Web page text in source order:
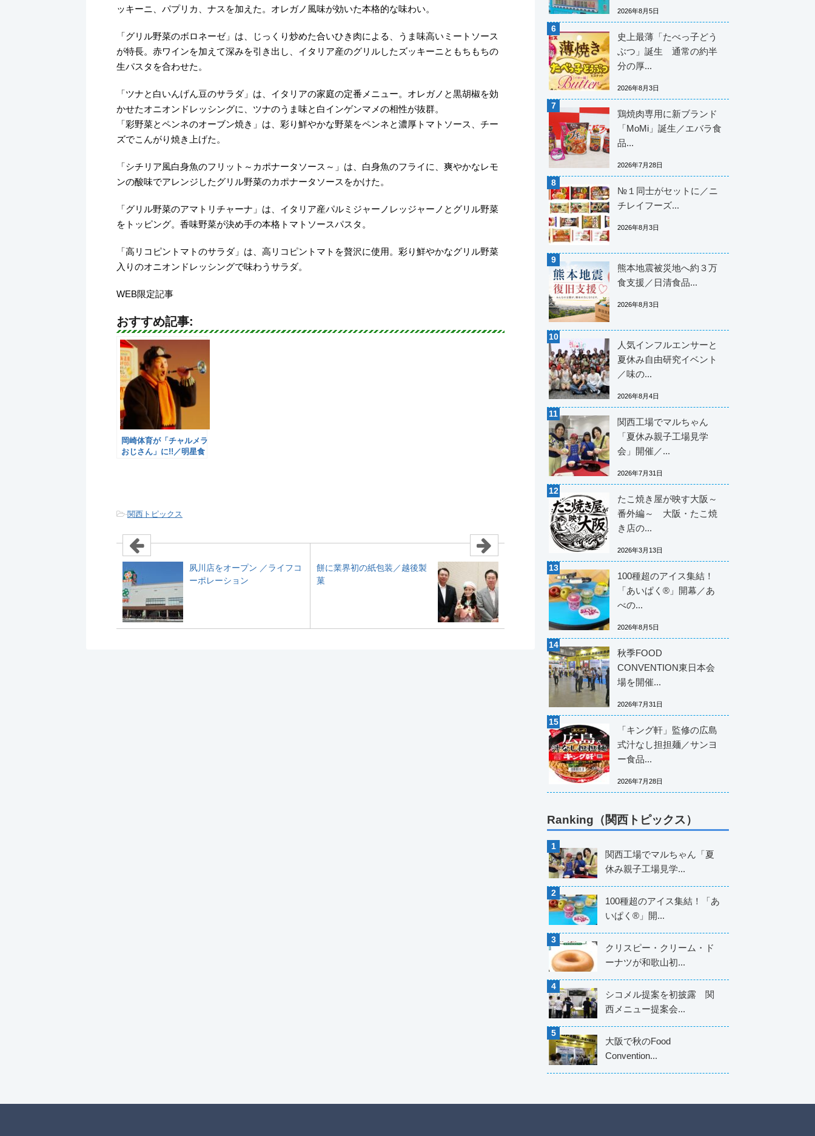
ッキーニ、パプリカ、ナスを加えた。オレガノ風味が効いた本格的な味わい。
「グリル野菜のボロネーゼ」は、じっくり炒めた合いひき肉による、うま味高いミートソース
が特長。赤ワインを加えて深みを引き出し、イタリア産のグリルしたズッキーニともちもちの
生パスタを合わせた。
「ツナと白いんげん豆のサラダ」は、イタリアの家庭の定番メニュー。オレガノと黒胡椒を効
かせたオニオンドレッシングに、ツナのうま味と白インゲンマメの相性が抜群。
「彩野菜とペンネのオーブン焼き」は、彩り鮮やかな野菜をペンネと濃厚トマトソース、チー
ズでこんがり焼き上げた。
「シチリア風白身魚のフリット～カポナータソース～」は、白身魚のフライに、爽やかなレモ
ンの酸味でアレンジしたグリル野菜のカポナータソースをかけた。
「グリル野菜のアマトリチャーナ」は、イタリア産パルミジャーノレッジャーノとグリル野菜
をトッピング。香味野菜が決め手の本格トマトソースパスタ。
「高リコピントマトのサラダ」は、高リコピントマトを贅沢に使用。彩り鮮やかなグリル野菜
入りのオニオンドレッシングで味わうサラダ。
WEB限定記事
おすすめ記事:
岡崎体育が「チャルメラ
おじさん」に!!／明星食
-関西トピックス
夙川店をオープン ／ライフコ
ーポレーション
餅に業界初の紙包装／越後製
菓
2026年8月5日
史上最薄「たべっ子どう
ぶつ」誕生 通常の約半
分の厚...
2026年8月3日
鶏焼肉専用に新ブランド
「MoMi」誕生／エバラ食
品...
2026年7月28日
№１同士がセットに／ニ
チレイフーズ...
2026年8月3日
熊本地震被災地へ約３万
食支援／日清食品...
2026年8月3日
人気インフルエンサーと
夏休み自由研究イベント
／味の...
2026年8月4日
関西工場でマルちゃん
「夏休み親子工場見学
会」開催／...
2026年7月31日
たこ焼き屋が映す大阪～
番外編～ 大阪・たこ焼
き店の...
2026年3月13日
100種超のアイス集結！
「あいぱく®」開幕／あ
べの...
2026年8月5日
秋季FOOD
CONVENTION東日本会
場を開催...
2026年7月31日
「キング軒」監修の広島
式汁なし担担麺／サンヨ
ー食品...
2026年7月28日
Ranking（関西トピックス）
関西工場でマルちゃん「夏
休み親子工場見学...
100種超のアイス集結！「あ
いぱく®」開...
クリスピー・クリーム・ド
ーナツが和歌山初...
シコメル提案を初披露 関
西メニュー提案会...
大阪で秋のFood
Convention...